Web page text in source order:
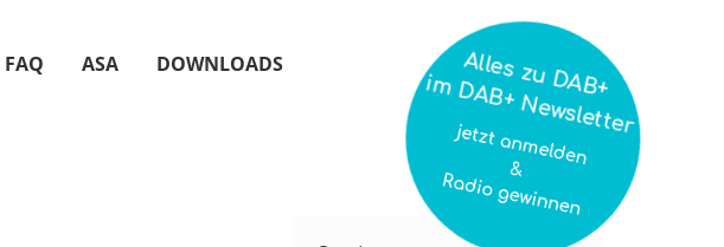
FAQ ASA DOWNLOADS Alles zu DAB+
im DAB+ Newsletter
jetzt anmelden
&
Radio gewinnen